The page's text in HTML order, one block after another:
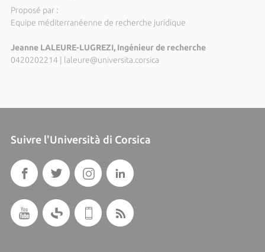
Proposé par :
Equipe méditerranéenne de recherche juridique
Jeanne LALEURE-LUGREZI, Ingénieur de recherche
0420202214 | laleure@universita.corsica
Suivre l'Università di Corsica